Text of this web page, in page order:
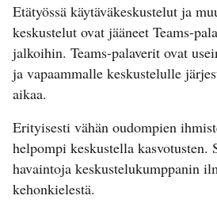
Etätyössä käytäväkeskustelut ja
keskustelut ovat jääneet Teams-
jalkoihin. Teams-palaverit ovat
ja vapaammalle keskustelulle
aikaa.
Erityisesti vähän oudompien
helpompi keskustella kasvotusten.
havaintoja keskustelukumppanin
kehonkielestä.